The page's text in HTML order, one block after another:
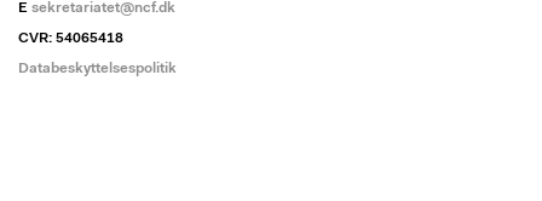
E sekretariatet@ncf.dk
CVR: 54065418
Databeskyttelsespolitik